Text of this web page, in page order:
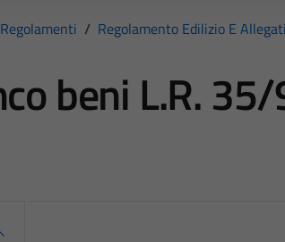
Regolamenti / Regolamento Edilizio E Allegati
beni L.R.